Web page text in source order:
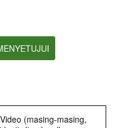
(masing-masing,
nutrition partner Atlet
Indonesia